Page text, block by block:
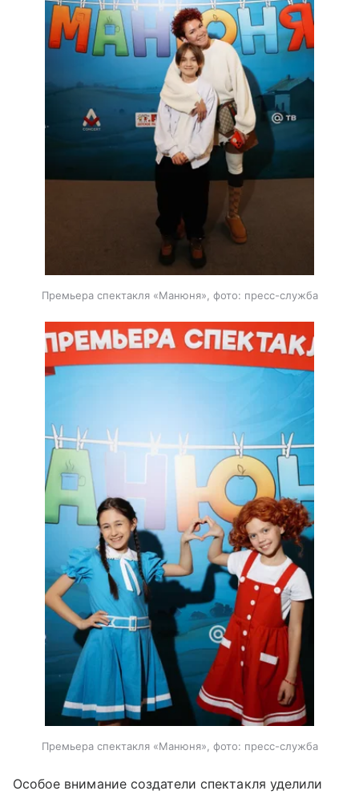
Премьера спектакля «Манюня», фото: пресс-служба
Премьера спектакля «Манюня», фото: пресс-служба
Особое внимание создатели спектакля уделили